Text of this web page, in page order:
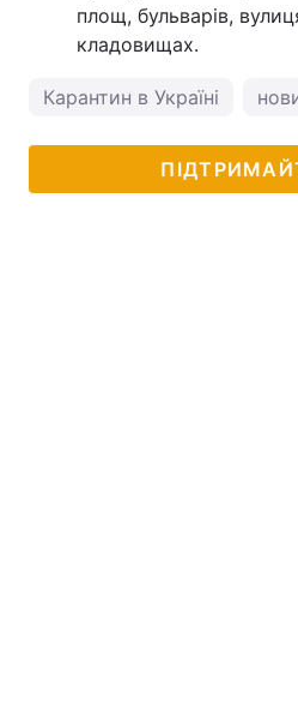
площ, бульварів,
кладовищах.
Карантин в Україні